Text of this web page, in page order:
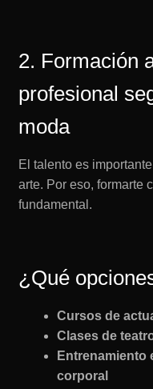
2. Formación
profesional
moda
El talento es
arte. Por eso, formarte
fundamental.
¿Qué
Cursos de
Clases de
Entrenamiento
corporal